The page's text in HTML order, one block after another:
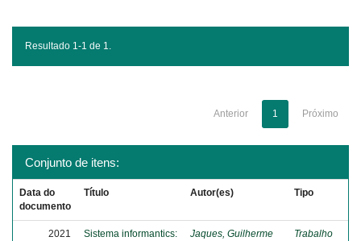
Resultado 1-1 de 1.
Anterior 1 Próximo
Conjunto de itens:
Data do
documento
Título Autor(es) Tipo
2021
Sistema informantics:
Jaques, Guilherme
Trabalho